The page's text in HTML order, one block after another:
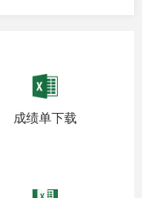
成绩单下载